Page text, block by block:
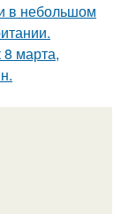
в небольшом
8 марта,